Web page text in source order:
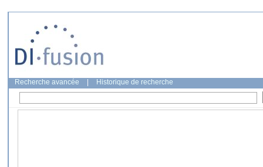
Recherche avancée Historique de recherche